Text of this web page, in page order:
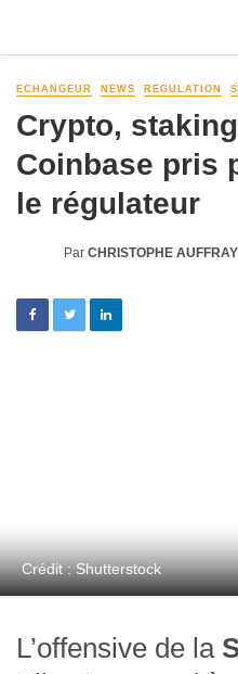
ECHANGEUR NEWS REGULATION
Crypto,
Coinbase pris
le régulateur
Par CHRISTOPHE AUFFRAY
Crédit : Shutterstock
L’offensive de la